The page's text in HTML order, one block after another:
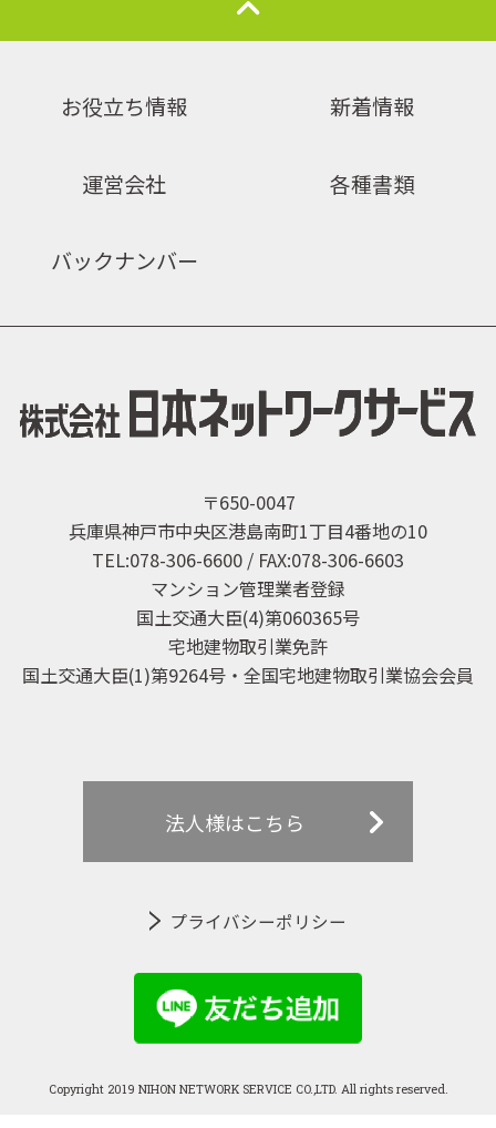
お役立ち情報 新着情報
運営会社 各種書類
バックナンバー
〒650-0047
兵庫県神戸市中央区港島南町1丁目4番地の10
TEL:078-306-6600 / FAX:078-306-6603
マンション管理業者登録
国土交通大臣(4)第060365号
宅地建物取引業免許
国土交通大臣(1)第9264号・全国宅地建物取引業協会会員
法人様はこちら
プライバシーポリシー
Copyright 2019 NIHON NETWORK SERVICE CO.,LTD. All rights reserved.